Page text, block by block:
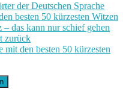
der Deutschen Sprache
besten 50 kürzesten Witzen
das kann nur schief gehen
zurück
den besten 50 kürzesten